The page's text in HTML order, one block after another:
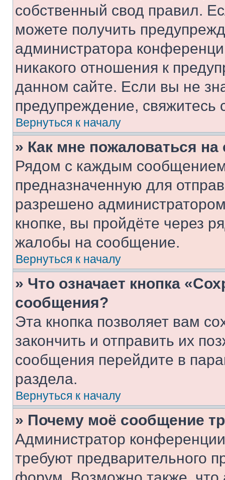
собственный свод правил.
можете получить
администратора
никакого отношения к
данном сайте. Если вы не
предупреждение,
Вернуться к началу
» Как мне пожаловаться
Рядом с каждым сообщением
предназначенную для
разрешено
кнопке, вы пройдёте через
жалобы на сообщение.
Вернуться к началу
» Что означает кнопка
сообщения?
Эта кнопка позволяет вам
закончить и отправить их
сообщения перейдите в
раздела.
Вернуться к началу
» Почему моё сообщение
Администратор
требуют предварительного